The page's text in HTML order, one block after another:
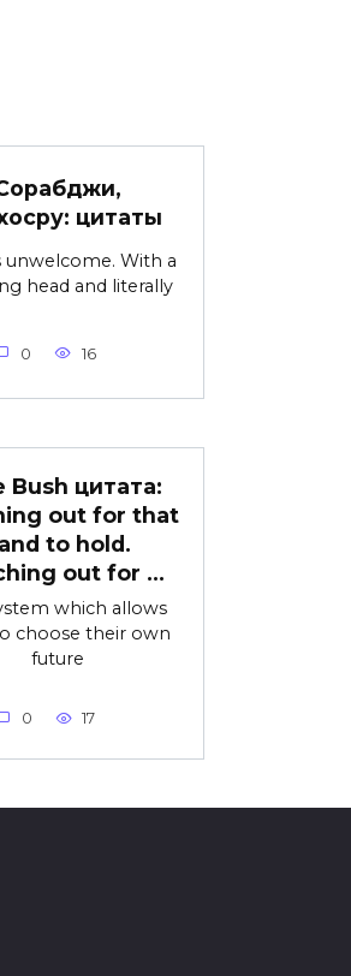
цитаты
unwelcome. With a
head and literally
0 16
Bush цитата:
out for that
to hold.
out for …
which allows
choose their own
future
0 17